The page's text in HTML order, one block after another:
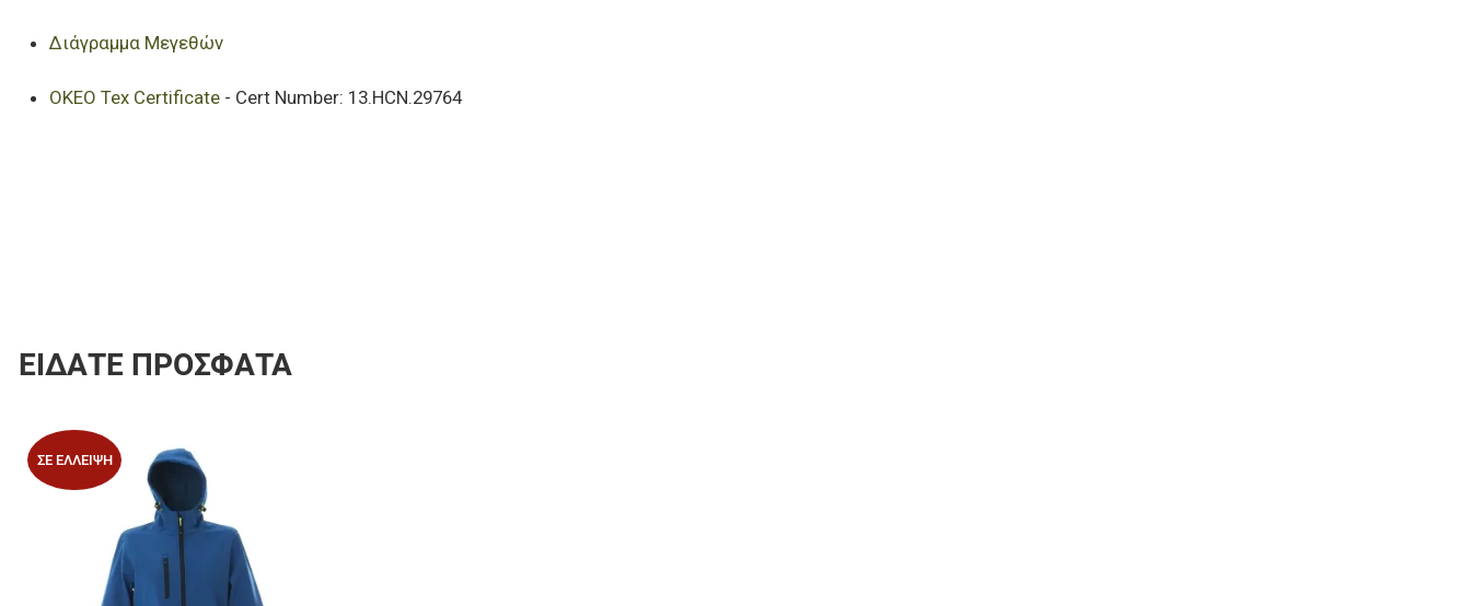
Διάγραμμα Μεγεθών
OKEO Tex Certificate- Cert Number: 13.HCN.29764
ΕΊΔΑΤΕ ΠΡΌΣΦΑΤΑ
ΣΕ ΈΛΛΕΙΨΗ